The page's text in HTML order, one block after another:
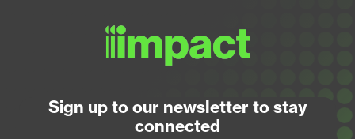
Sign up to our newsletter to stay
connected